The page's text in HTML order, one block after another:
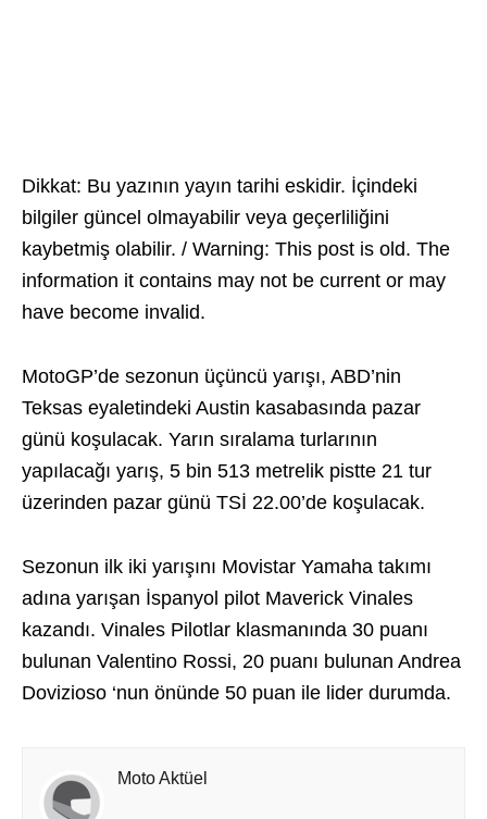
Dikkat: Bu yazının yayın tarihi eskidir. İçindeki
bilgiler güncel olmayabilir veya geçerliliğini
kaybetmiş olabilir. / Warning: This post is old. The
information it contains may not be current or may
have become invalid.
MotoGP’de sezonun üçüncü yarışı, ABD’nin
Teksas eyaletindeki Austin kasabasında pazar
günü koşulacak. Yarın sıralama turlarının
yapılacağı yarış, 5 bin 513 metrelik pistte 21 tur
üzerinden pazar günü TSİ 22.00’de koşulacak.
Sezonun ilk iki yarışını Movistar Yamaha takımı
adına yarışan İspanyol pilot Maverick Vinales
kazandı. Vinales Pilotlar klasmanında 30 puanı
bulunan Valentino Rossi, 20 puanı bulunan Andrea
Dovizioso ‘nun önünde 50 puan ile lider durumda.
Moto Aktüel